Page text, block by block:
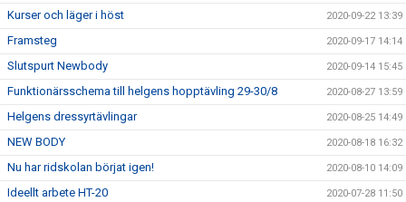
Kurser och läger i höst 2020-09-22 13:39
Framsteg 2020-09-17 14:14
Slutspurt Newbody 2020-09-14 15:45
Funktionärsschema till helgens hopptävling 29-30/8 2020-08-27 13:59
Helgens dressyrtävlingar 2020-08-25 14:49
NEW BODY 2020-08-18 16:32
Nu har ridskolan börjat igen! 2020-08-10 14:09
Ideellt arbete HT-20 2020-07-28 11:50